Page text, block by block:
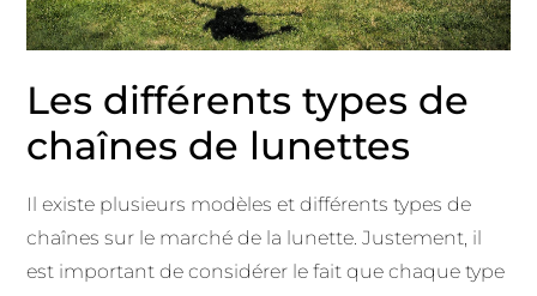
Les différents types de
chaînes de lunettes
Il existe plusieurs modèles et différents types de
chaînes sur le marché de la lunette. Justement, il
est important de considérer le fait que chaque type